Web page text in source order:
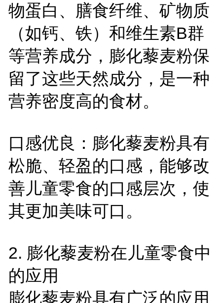
物蛋白、膳食纤维、矿物质
（如钙、铁）和维生素B群
等营养成分，膨化藜麦粉保
留了这些天然成分，是一种
营养密度高的食材。
口感优良：膨化藜麦粉具有
松脆、轻盈的口感，能够改
善儿童零食的口感层次，使
其更加美味可口。
2. 膨化藜麦粉在儿童零食中
的应用
膨化藜麦粉具有广泛的应用